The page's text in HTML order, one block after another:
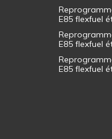
E85 flexfuel
E85 flexfuel
E85 flexfuel